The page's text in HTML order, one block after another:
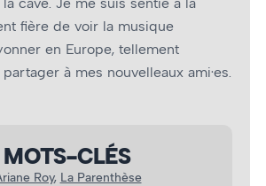
fière de voir la musique
en Europe, tellement
à mes nouvelleaux ami·es.
MOTS-CLÉS
Roy, La Parenthèse